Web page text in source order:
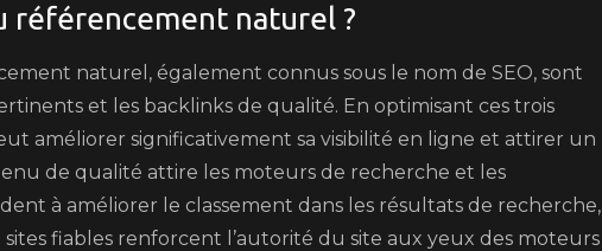
référencement naturel ?
naturel, également connus sous le nom de SEO, sont
et les backlinks de qualité. En optimisant ces trois
améliorer significativement sa visibilité en ligne et attirer un
de qualité attire les moteurs de recherche et les
à améliorer le classement dans les résultats de recherche,
fiables renforcent l’autorité du site aux yeux des moteurs